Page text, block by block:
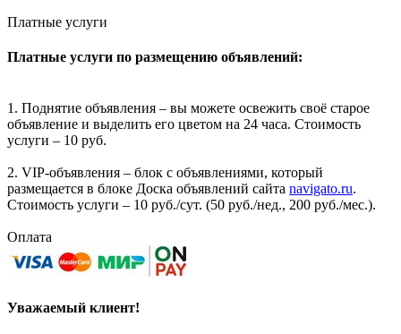
Платные услуги
Платные услуги по размещению объявлений:
1. Поднятие объявления – вы можете освежить своё старое
объявление и выделить его цветом на 24 часа. Стоимость
услуги – 10 руб.
2. VIP-объявления – блок с объявлениями, который
размещается в блоке Доска объявлений сайта navigato.ru.
Стоимость услуги – 10 руб./сут. (50 руб./нед., 200 руб./мес.).
Оплата
Уважаемый клиент!